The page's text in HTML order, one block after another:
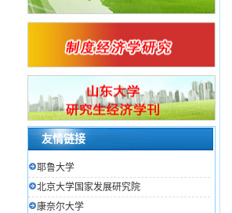
友情链接
耶鲁大学
北京大学国家发展研究院
康奈尔大学